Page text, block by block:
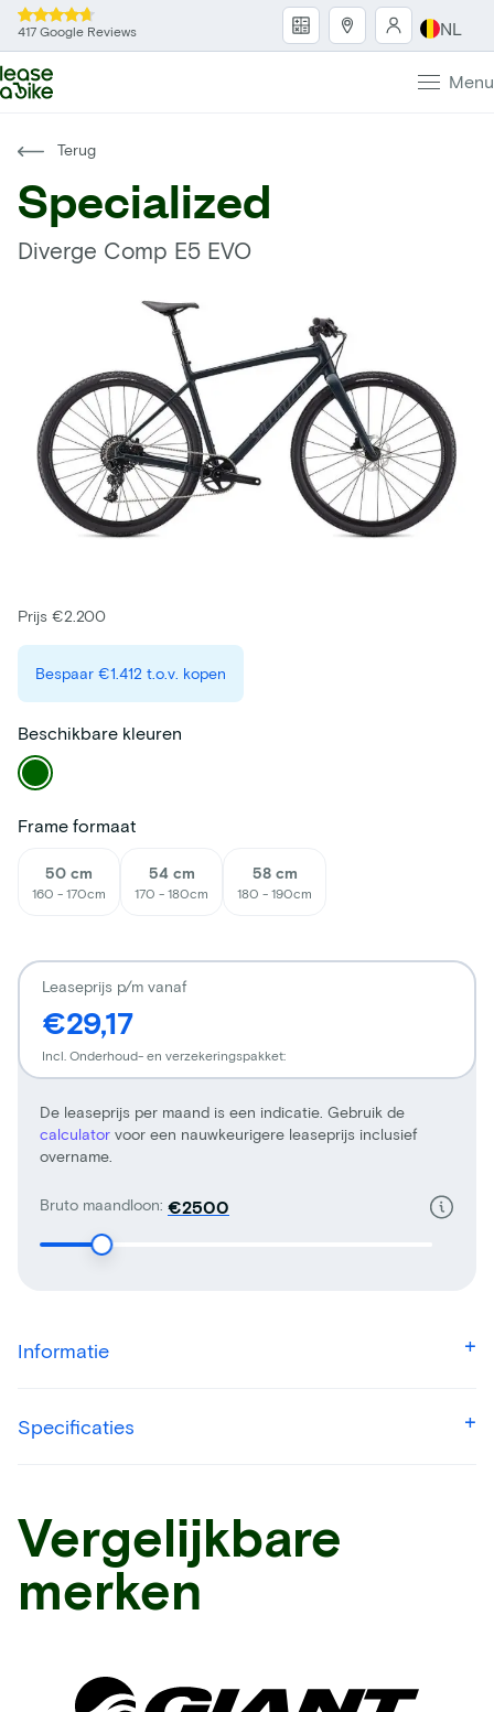
417 Google Reviews NL
Menu
Terug
Specialized
Diverge Comp E5 EVO
Prijs €2.200
Bespaar €1.412 t.o.v. kopen
Beschikbare kleuren
Frame formaat
50 cm
160 - 170cm
54 cm
170 - 180cm
58 cm
180 - 190cm
Bruto maandloon: €
De leaseprijs per maand is een indicatie. Gebruik de
calculator voor een nauwkeurigere leaseprijs inclusief
overname.
Leaseprijs p/m vanaf
€29,17
Incl. Onderhoud- en verzekeringspakket:
Informatie
Specificaties
Vergelijkbare
merken